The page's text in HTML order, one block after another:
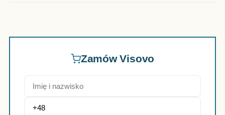
Zamów Visovo